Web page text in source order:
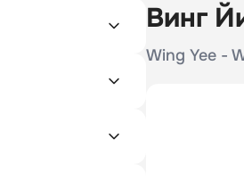
Винг
Wing Yee -